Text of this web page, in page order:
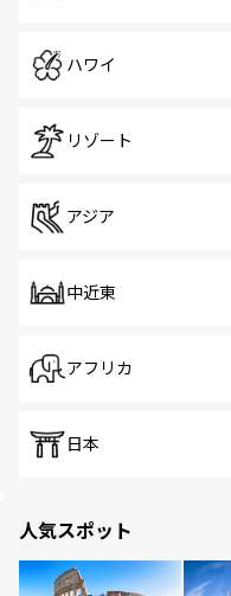
ハワイ
リゾート
アジア
中近東
アフリカ
日本
人気スポット